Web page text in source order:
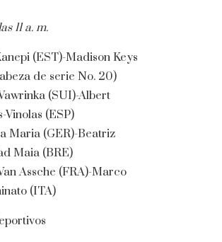
11 a. m.
(EST)-Madison Keys
de serie No. 20)
(SUI)-Albert
Vinolas (ESP)
Maria (GER)-Beatriz
Maia (BRE)
Assche (FRA)-Marco
(ITA)